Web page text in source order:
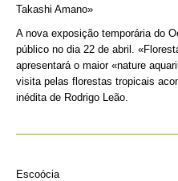
Takashi Amano»
A nova exposição temporária do
público no dia 22 de abril.
apresentará o maior «nature
visita pelas florestas tropicais
inédita de Rodrigo Leão.
Escoócia